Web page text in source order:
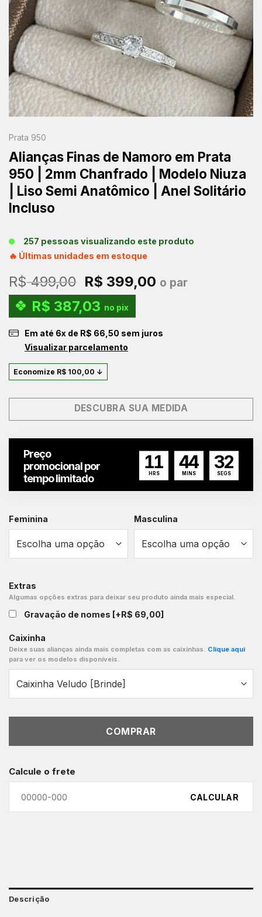
Prata 950
Alianças Finas de Namoro em Prata
950 | 2mm Chanfrado | Modelo Niuza
| Liso Semi Anatômico | Anel Solitário
Incluso
257 pessoas visualizando este produto
🔥 Últimas unidades em estoque
R$499,00 O
preço
original
era:
R$ 499,00.
R$ 399,00 O
R$ 399,00.
o par
R$ 387,03 no pix
Em até 6x de R$ 66,50 sem juros
Visualizar parcelamento
Economize R$ 100,00 ↓
DESCUBRA SUA MEDIDA
Preço
promocional por
tempo limitado
11
HRS
44
MINS
31
SEGS
Feminina Masculina
Extras
Algumas opções extras para deixar seu produto ainda mais especial.
Gravação de nomes [+R$ 69,00]
Caixinha
Deixe suas alianças ainda mais completas com as caixinhas. Clique aqui
para ver os modelos disponíveis.
COMPRAR
Calcule o frete
CALCULAR
Descrição